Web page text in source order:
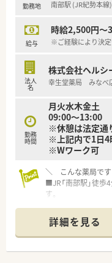
10年以上勤務され
■年2回程度、従業
宅に関しての勉強会
■クリニックとの
り向き合いたい方
■気心知れたメン
勤務地 南部駅 (JR紀勢本線)
給与
時給2,500円～
※ご経験により決定
法人
名
株式会社ヘルシ
幸生堂薬局 みなべ
勤務
時間
月火水木金土
09:00～13:00
※休憩は法定通
※上記内で1日4
※Wワーク可
＼ こんな薬局で
■JR「南部駅」徒歩
す。
す。
■内科クリニック
時か18時と早い店
詳細を見る